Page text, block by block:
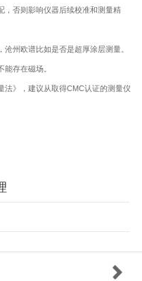
，否则影响仪器后续校准和测量精
州欧谱比如是否是超厚涂层测量。
存在磁场。
法》，建议从取得CMC认证的测量仪